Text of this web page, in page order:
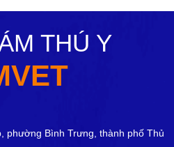
THÚ Y
phường Bình Trưng, thành phố Thủ